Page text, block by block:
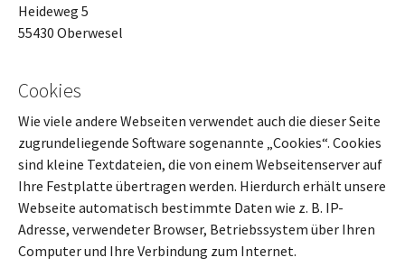
Heideweg 5
55430 Oberwesel
Cookies
Wie viele andere Webseiten verwendet auch die dieser Seite
zugrundeliegende Software sogenannte „Cookies“. Cookies
sind kleine Textdateien, die von einem Webseitenserver auf
Ihre Festplatte übertragen werden. Hierdurch erhält unsere
Webseite automatisch bestimmte Daten wie z. B. IP-
Adresse, verwendeter Browser, Betriebssystem über Ihren
Computer und Ihre Verbindung zum Internet.